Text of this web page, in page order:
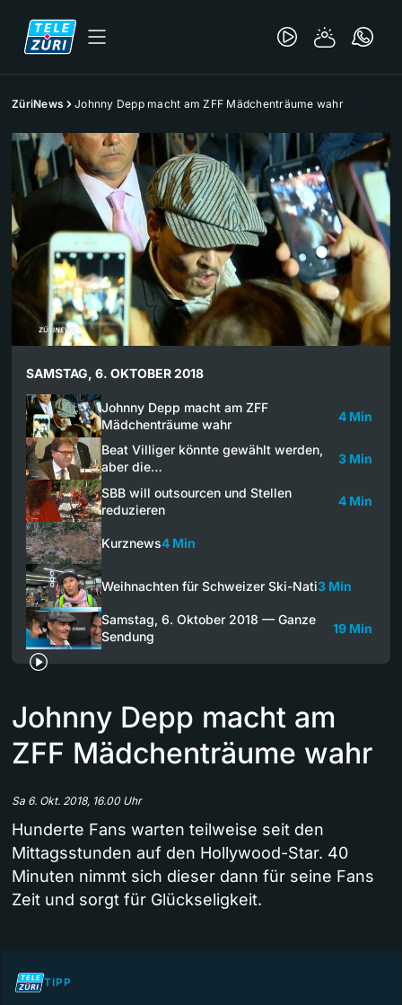
ZüriNews Johnny Depp macht am ZFF Mädchenträume wahr
SAMSTAG, 6. OKTOBER 2018
Johnny Depp macht am ZFF
Mädchenträume wahr
4 Min
Beat Villiger könnte gewählt werden,
aber die…
3 Min
SBB will outsourcen und Stellen
reduzieren
4 Min
Kurznews4 Min
Weihnachten für Schweizer Ski-Nati3 Min
Samstag, 6. Oktober 2018 — Ganze
Sendung
19 Min
Johnny Depp macht am
ZFF Mädchenträume wahr
Sa 6. Okt. 2018, 16.00 Uhr
Hunderte Fans warten teilweise seit den
Mittagsstunden auf den Hollywood-Star. 40
Minuten nimmt sich dieser dann für seine Fans
Zeit und sorgt für Glückseligkeit.
TIPP